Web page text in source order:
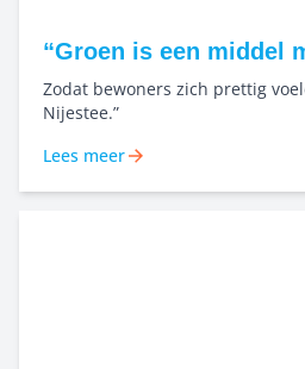
“Groen is een middel
Zodat bewoners zich prettig
Nijestee.”
Lees meer